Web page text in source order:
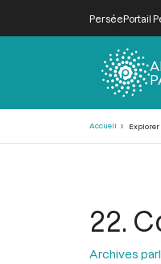
PerséePortail
Accueil Explorer
22.
Archives